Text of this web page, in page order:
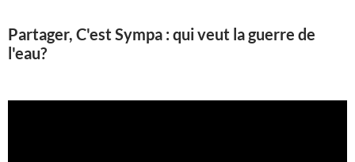
Partager, C'est Sympa : qui veut la guerre de
l'eau?